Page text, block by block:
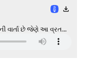
વાર્તા છે જેણે આ વ્રત...